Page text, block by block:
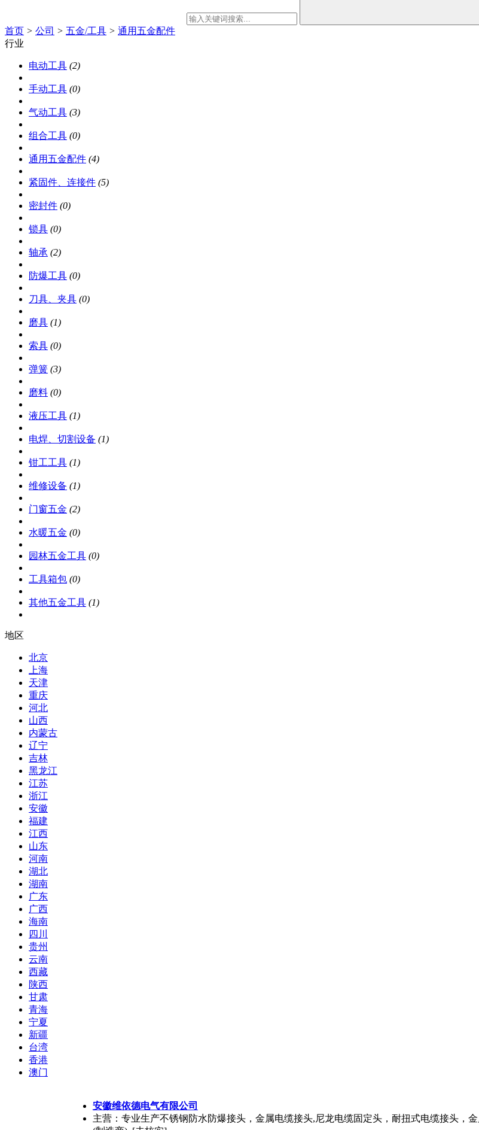
首页 > 公司 > 五金/工具 > 通用五金配件
行业
电动工具 (2)
手动工具 (0)
气动工具 (3)
组合工具 (0)
通用五金配件 (4)
紧固件、连接件 (5)
密封件 (0)
锁具 (0)
轴承 (2)
防爆工具 (0)
刀具、夹具 (0)
磨具 (1)
索具 (0)
弹簧 (3)
磨料 (0)
液压工具 (1)
电焊、切割设备 (1)
钳工工具 (1)
维修设备 (1)
门窗五金 (2)
水暖五金 (0)
园林五金工具 (0)
工具箱包 (0)
其他五金工具 (1)
地区
北京
上海
天津
重庆
河北
山西
内蒙古
辽宁
吉林
黑龙江
江苏
浙江
安徽
福建
江西
山东
河南
湖北
湖南
广东
广西
海南
四川
贵州
云南
西藏
陕西
甘肃
青海
宁夏
新疆
台湾
香港
澳门
安徽维依德电气有限公司
主营：专业生产不锈钢防水防爆接头，金属电缆接头,尼龙电缆固定头，耐扭式电缆接头，